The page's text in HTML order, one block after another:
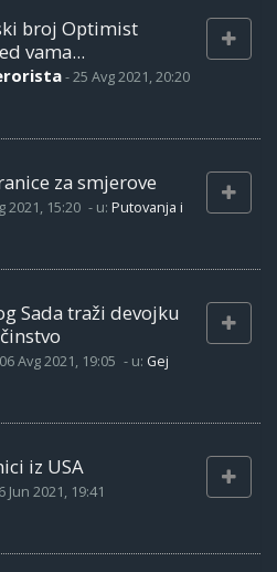
broj Optimist
vama...
-25 Avg 2021, 20:20
za smjerove
2021, 15:20 - u: Putovanja i
Sada traži devojku
06 Avg 2021, 19:05 - u: Gej
iz USA
Jun 2021, 19:41